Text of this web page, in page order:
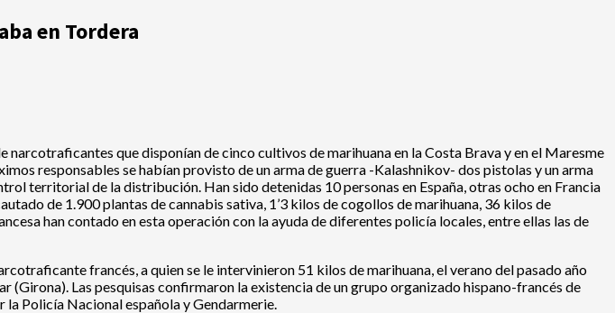
en Tordera
que disponían de cinco cultivos de marihuana en la Costa Brava y en el Maresme
responsables se habían provisto de un arma de guerra -Kalashnikov- dos pistolas y un arma
territorial de la distribución. Han sido detenidas 10 personas en España, otras ocho en Francia
de 1.900 plantas de cannabis sativa, 1’3 kilos de cogollos de marihuana, 36 kilos de
han contado en esta operación con la ayuda de diferentes policía locales, entre ellas las de
francés, a quien se le intervinieron 51 kilos de marihuana, el verano del pasado año
Las pesquisas confirmaron la existencia de un grupo organizado hispano-francés de
Policía Nacional española y Gendarmerie.